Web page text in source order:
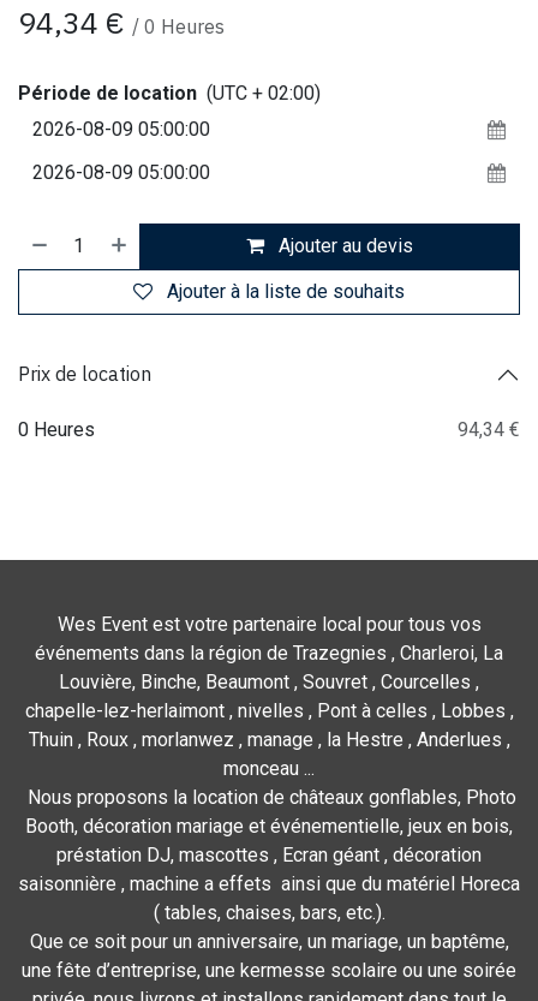
94,34 € / 0 Heures
Période de location (UTC + 02:00)
Ajouter au devis
Ajouter à la liste de souhaits
Prix de location
0 Heures 94,34 €
Wes Event est votre partenaire local pour tous vos
événements dans la région de Trazegnies , Charleroi, La
Louvière, Binche, Beaumont , Souvret , Courcelles ,
chapelle-lez-herlaimont , nivelles , Pont à celles , Lobbes ,
Thuin , Roux , morlanwez , manage , la Hestre , Anderlues ,
monceau ...
Nous proposons la location de châteaux gonflables, Photo
Booth, décoration mariage et événementielle, jeux en bois,
préstation DJ, mascottes , Ecran géant , décoration
saisonnière , machine a effets ainsi que du matériel Horeca
( tables, chaises, bars, etc.).
Que ce soit pour un anniversaire, un mariage, un baptême,
une fête d’entreprise, une kermesse scolaire ou une soirée